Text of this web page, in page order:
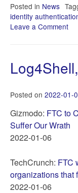
Posted in News
identity
Leave a Comment
모
일
분
증
현
황
Posted on 2022-01-
Gizmodo: FTC to
Suffer Our Wrath
2022-01-06
TechCrunch: FTC
organizations that
2022-01-06